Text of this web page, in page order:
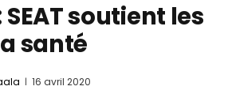
soutient les
santé
16 avril 2020